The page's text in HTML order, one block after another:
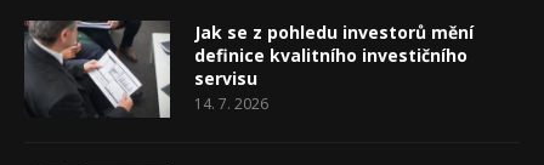
Jak se z pohledu investorů mění
definice kvalitního investičního
servisu
14. 7. 2026